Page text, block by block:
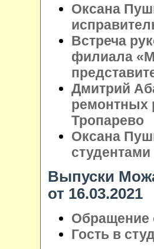
Оксана
Встреча
филиала
Дмитрий
ремонтных
Тропарево
Оксана
Выпуски
от 16.03.2021
Обращение
Гость в